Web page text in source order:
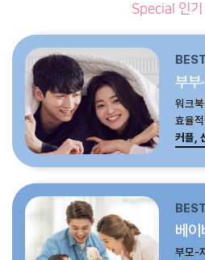
Special 인기
부부
워크
효율
커플,
베
부모-